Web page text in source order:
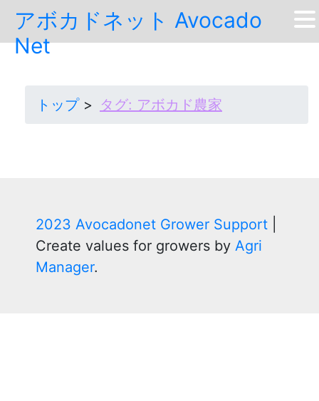
Skip
content
アボカドネット Avocado
Net
トップ タグ: アボカド農家
2023 Avocadonet Grower Support
Create values for growers by Agri
Manager.